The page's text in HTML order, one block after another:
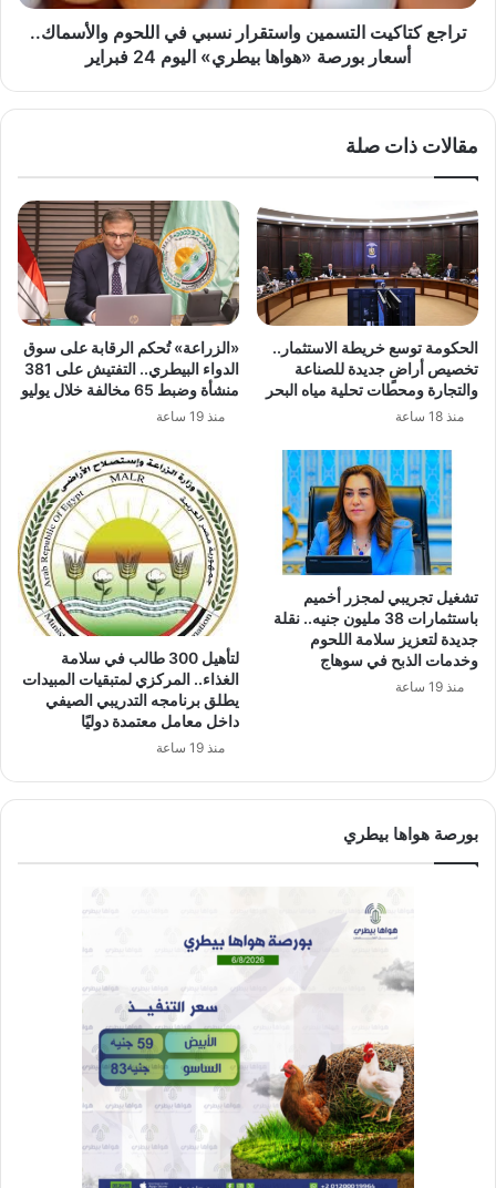
أسعار
بورصة
فبراير
تراجع كتاكيت التسمين واستقرار نسبي في اللحوم والأسماك..
أسعار بورصة «هواها بيطري» اليوم 24 فبراير
مقالات ذات صلة
الحكومة توسع خريطة الاستثمار..
تخصيص أراضٍ جديدة للصناعة
والتجارة ومحطات تحلية مياه البحر
منذ 18 ساعة
«الزراعة» تُحكم الرقابة على سوق
الدواء البيطري.. التفتيش على 381
منشأة وضبط 65 مخالفة خلال يوليو
منذ 19 ساعة
تشغيل تجريبي لمجزر أخميم
باستثمارات 38 مليون جنيه.. نقلة
جديدة لتعزيز سلامة اللحوم
وخدمات الذبح في سوهاج
منذ 19 ساعة
لتأهيل 300 طالب في سلامة
الغذاء.. المركزي لمتبقيات المبيدات
يطلق برنامجه التدريبي الصيفي
داخل معامل معتمدة دوليًا
منذ 19 ساعة
بورصة هواها بيطري